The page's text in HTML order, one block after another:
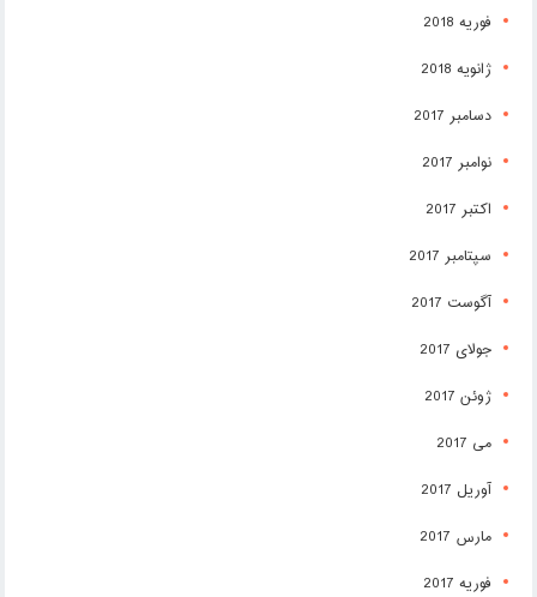
فوریه 2018
ژانویه 2018
دسامبر 2017
نوامبر 2017
اکتبر 2017
سپتامبر 2017
آگوست 2017
جولای 2017
ژوئن 2017
می 2017
آوریل 2017
مارس 2017
فوریه 2017